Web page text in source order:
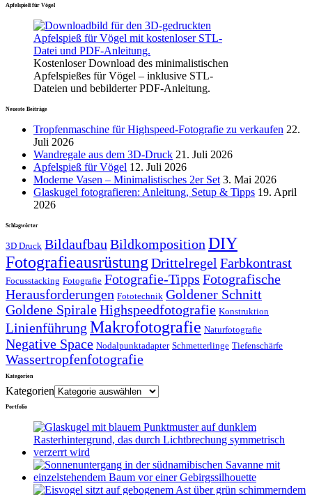
Apfelspieß für Vögel
Kostenloser Download des minimalistischen
Apfelspießes für Vögel – inklusive STL-
Dateien und bebilderter PDF-Anleitung.
Neueste Beiträge
Tropfenmaschine für Highspeed-Fotografie zu verkaufen 22.
Juli 2026
Wandregale aus dem 3D-Druck 21. Juli 2026
Apfelspieß für Vögel 12. Juli 2026
Moderne Vasen – Minimalistisches 2er Set 3. Mai 2026
Glaskugel fotografieren: Anleitung, Setup & Tipps 19. April
2026
Schlagwörter
3D Druck Bildaufbau Bildkomposition DIY
Fotografieausrüstung Drittelregel Farbkontrast
Focusstacking Fotografie Fotografie-Tipps Fotografische
Herausforderungen Fototechnik Goldener Schnitt
Goldene SpiraleHighspeedfotografie Konstruktion
Linienführung Makrofotografie Naturfotografie
Negative Space Nodalpunktadapter Schmetterlinge Tiefenschärfe
Wassertropfenfotografie
Kategorien
Kategorien
Portfolio